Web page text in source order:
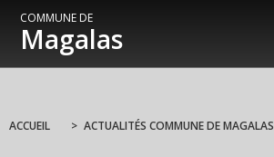
COMMUNE DE
Magalas
ACCUEIL > ACTUALITÉS COMMUNE DE MAGALAS